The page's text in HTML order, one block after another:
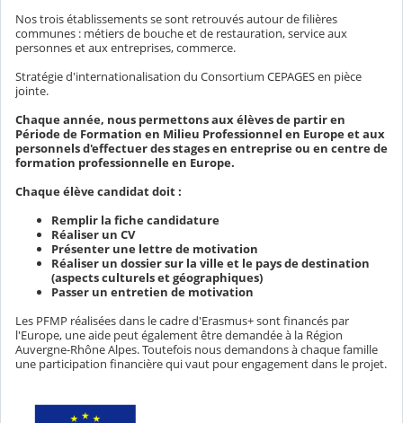
Nos trois établissements se sont retrouvés autour de filières
communes : métiers de bouche et de restauration, service aux
personnes et aux entreprises, commerce.
Stratégie d'internationalisation du Consortium CEPAGES en pièce
jointe.
Chaque année, nous permettons aux élèves de partir en
Période de Formation en Milieu Professionnel en Europe et aux
personnels d'effectuer des stages en entreprise ou en centre de
formation professionnelle en Europe.
Chaque élève candidat doit :
Remplir la fiche candidature
Réaliser un CV
Présenter une lettre de motivation
Réaliser un dossier sur la ville et le pays de destination
(aspects culturels et géographiques)
Passer un entretien de motivation
Les PFMP réalisées dans le cadre d'Erasmus+ sont financés par
l'Europe, une aide peut également être demandée à la Région
Auvergne-Rhône Alpes. Toutefois nous demandons à chaque famille
une participation financière qui vaut pour engagement dans le projet.